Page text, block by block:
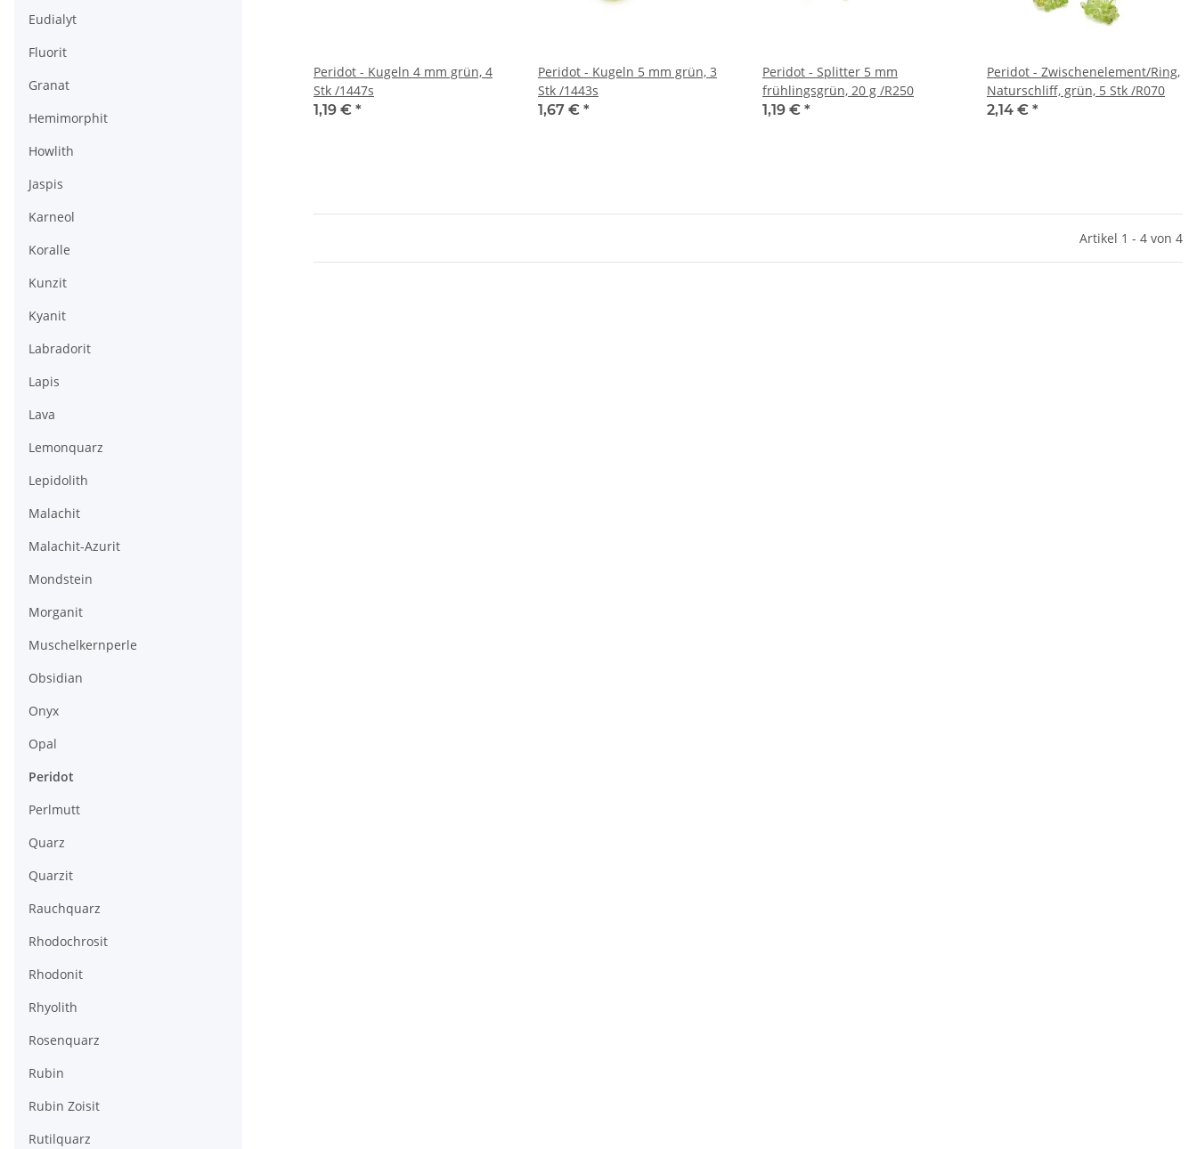
Peridot - Kugeln 4 mm grün, 4
Stk /1447s
1,19 € *
Peridot - Kugeln 5 mm grün, 3
Stk /1443s
1,67 € *
Peridot - Splitter 5 mm
frühlingsgrün, 20 g /R250
1,19 € *
Peridot - Zwischenelement/Ring,
Naturschliff, grün, 5 Stk /R070
2,14 € *
Artikel 1 - 4 von 4
Eudialyt
Fluorit
Granat
Hemimorphit
Howlith
Jaspis
Karneol
Koralle
Kunzit
Kyanit
Labradorit
Lapis
Lava
Lemonquarz
Lepidolith
Malachit
Malachit-Azurit
Mondstein
Morganit
Muschelkernperle
Obsidian
Onyx
Opal
Peridot
Perlmutt
Quarz
Quarzit
Rauchquarz
Rhodochrosit
Rhodonit
Rhyolith
Rosenquarz
Rubin
Rubin Zoisit
Rutilquarz